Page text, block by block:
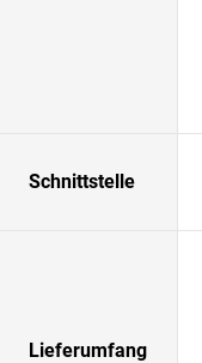
Schnittstelle
Lieferumfang